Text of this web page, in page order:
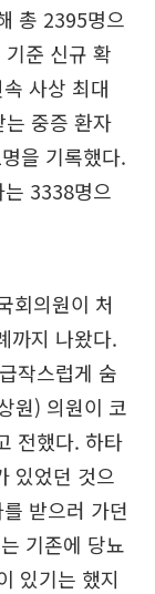
총 2395명으
준 신규 확
사상 최대
중증 환자
을 기록했다.
3338명으
회의원이 처
까지 나왔다.
작스럽게 숨
원) 의원이 코
전했다. 하타
있었던 것으
받으러 가던
기존에 당뇨
있기는 했지